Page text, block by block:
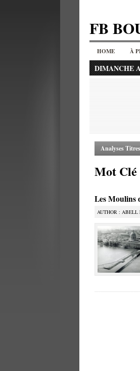
FB
HOME À
DIMANCHE
Analyses Titres
Mot Clé
Les Moulins
AUTHOR : ABELL